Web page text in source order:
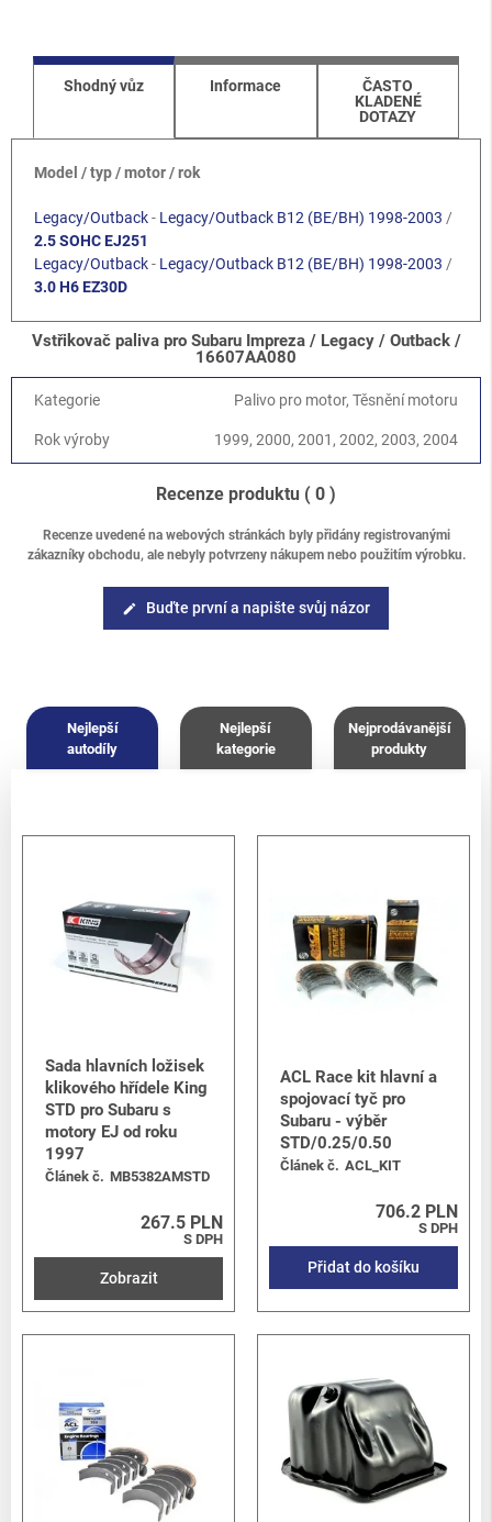
Shodný vůz Informace
ČASTO
KLADENÉ
DOTAZY
Model / typ / motor / rok
Legacy/Outback- Legacy/Outback B12 (BE/BH) 1998-2003 /
2.5 SOHC EJ251
Legacy/Outback- Legacy/Outback B12 (BE/BH) 1998-2003 /
3.0 H6 EZ30D
Vstřikovač paliva pro Subaru Impreza / Legacy / Outback /
16607AA080
Kategorie Palivo pro motor, Těsnění motoru
Rok výroby 1999, 2000, 2001, 2002, 2003, 2004
Recenze produktu ( 0 )
Recenze uvedené na webových stránkách byly přidány registrovanými
zákazníky obchodu, ale nebyly potvrzeny nákupem nebo použitím výrobku.
edit Buďte první a napište svůj názor
Nejlepší
autodíly
Nejlepší
kategorie
Nejprodávanější
produkty
Sada hlavních ložisek
klikového hřídele King
STD pro Subaru s
motory EJ od roku
1997
Článek č. MB5382AMSTD
267.5 PLN
S DPH
Zobrazit
ACL Race kit hlavní a
spojovací tyč pro
Subaru - výběr
STD/0.25/0.50
Článek č. ACL_KIT
706.2 PLN
S DPH
Přidat do košíku